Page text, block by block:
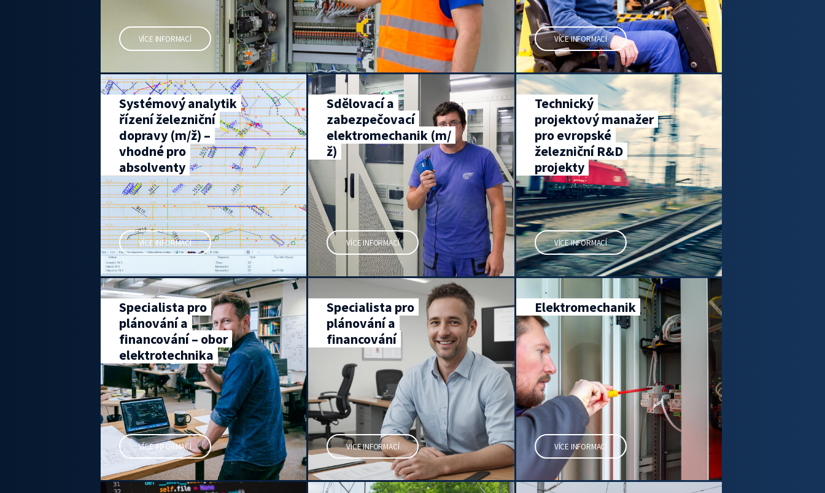
VÍCE INFORMACÍ VÍCE INFORMACÍ
Systémový analytik
řízení železniční
dopravy (m/ž) –
vhodné pro
absolventy
VÍCE INFORMACÍ
Sdělovací a
zabezpečovací
elektromechanik (m/
ž)
VÍCE INFORMACÍ
Technický
projektový manažer
pro evropské
železniční R&D
projekty
VÍCE INFORMACÍ
Specialista pro
plánování a
financování – obor
elektrotechnika
VÍCE INFORMACÍ
Specialista pro
plánování a
financování
VÍCE INFORMACÍ
Elektromechanik
VÍCE INFORMACÍ